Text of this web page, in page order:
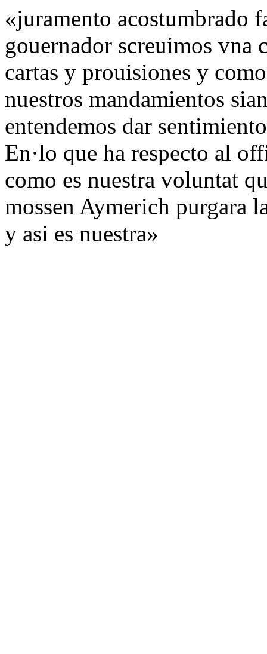
«juramento acostumbrado
gouernador screuimos vna
cartas y prouisiones y
nuestros mandamientos
entendemos dar
En·lo que ha respecto al
como es nuestra voluntat
mossen Aymerich purgara
y asi es nuestra»